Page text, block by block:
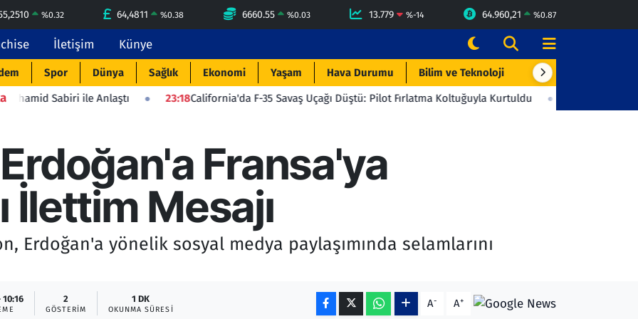
%0.32 64,4811 %0.38 6660.55 %0.03 13.779 %-14 64.960,21 %0.87
İletişim Künye
Spor Dünya Sağlık Ekonomi Yaşam Hava Durumu Bilim ve Teknoloji Çevre & Doğa
ile Anlaştı 23:18California'da F-35 Savaş Uçağı Düştü: Pilot Fırlatma Koltuğuyla Kurtuldu 23:06Beşiktaş'tan
Fransa'ya
İlettim Mesajı
Erdoğan'a yönelik sosyal medya paylaşımında selamlarını
10:16 2
GÖSTERIM
1 DK
OKUNMA SÜRESI A- A+